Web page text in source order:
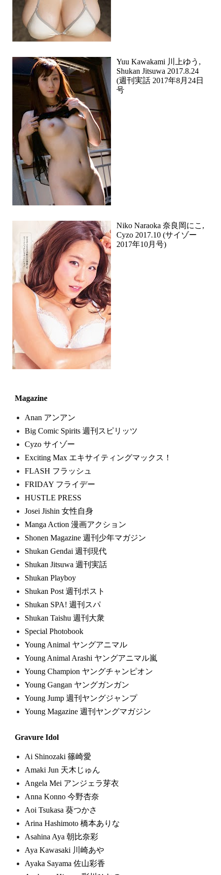
Yuu Kawakami 川上ゆう,
Shukan Jitsuwa 2017.8.24
(週刊実話 2017年8月24日
号
Niko Naraoka 奈良岡にこ,
Cyzo 2017.10 (サイゾー
2017年10月号)
Magazine
Anan アンアン
Big Comic Spirits 週刊スピリッツ
Cyzo サイゾー
Exciting Max エキサイティングマックス！
FLASH フラッシュ
FRIDAY フライデー
HUSTLE PRESS
Josei Jishin 女性自身
Manga Action 漫画アクション
Shonen Magazine 週刊少年マガジン
Shukan Gendai 週刊現代
Shukan Jitsuwa 週刊実話
Shukan Playboy
Shukan Post 週刊ポスト
Shukan SPA! 週刊スパ
Shukan Taishu 週刊大衆
Special Photobook
Young Animal ヤングアニマル
Young Animal Arashi ヤングアニマル嵐
Young Champion ヤングチャンピオン
Young Gangan ヤングガンガン
Young Jump 週刊ヤングジャンプ
Young Magazine 週刊ヤングマガジン
Gravure Idol
Ai Shinozaki 篠崎愛
Amaki Jun 天木じゅん
Angela Mei アンジェラ芽衣
Anna Konno 今野杏奈
Aoi Tsukasa 葵つかさ
Arina Hashimoto 橋本ありな
Asahina Aya 朝比奈彩
Aya Kawasaki 川崎あや
Ayaka Sayama 佐山彩香